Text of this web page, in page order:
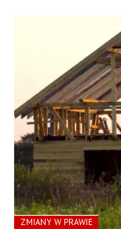
ZMIANY W PRAWIE